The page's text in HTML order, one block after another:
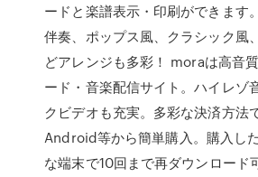
ードと楽譜表示・印刷ができます
伴奏、ポップス風、クラシック風
どアレンジも多彩！ moraは高音
ード・音楽配信サイト。ハイレゾ
クビデオも充実。多彩な決済方法
Android等から簡単購入。購入し
な端末で10回まで再ダウンロード